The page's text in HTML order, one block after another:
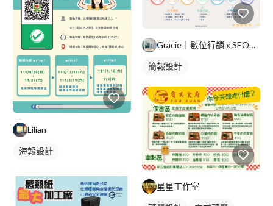
Lilian
海報設計
Gracie｜數位行銷 x SEO優化
簡報設計
星星工作室